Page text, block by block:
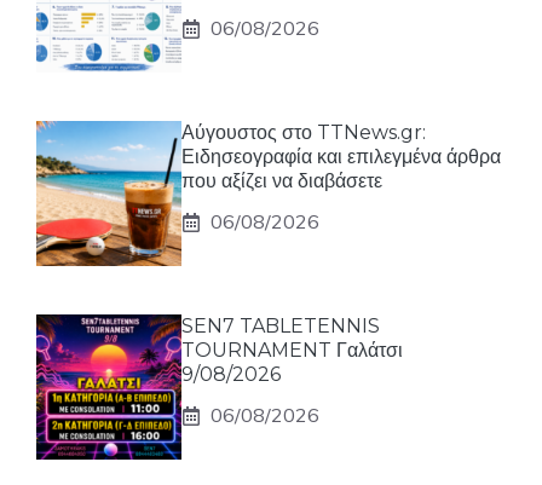
06/08/2026
Αύγουστος στο TTNews.gr:
Ειδησεογραφία και επιλεγμένα άρθρα
που αξίζει να διαβάσετε
06/08/2026
SEN7 TABLETENNIS
TOURNAMENT Γαλάτσι
9/08/2026
06/08/2026